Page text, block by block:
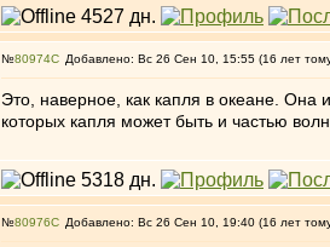
№80974 Добавлено: Вс 26 Сен 10, 15:55 (16 лет
Это, наверное, как капля в океане. Она
которых капля может быть и частью
№80976 Добавлено: Вс 26 Сен 10, 19:40 (16 лет